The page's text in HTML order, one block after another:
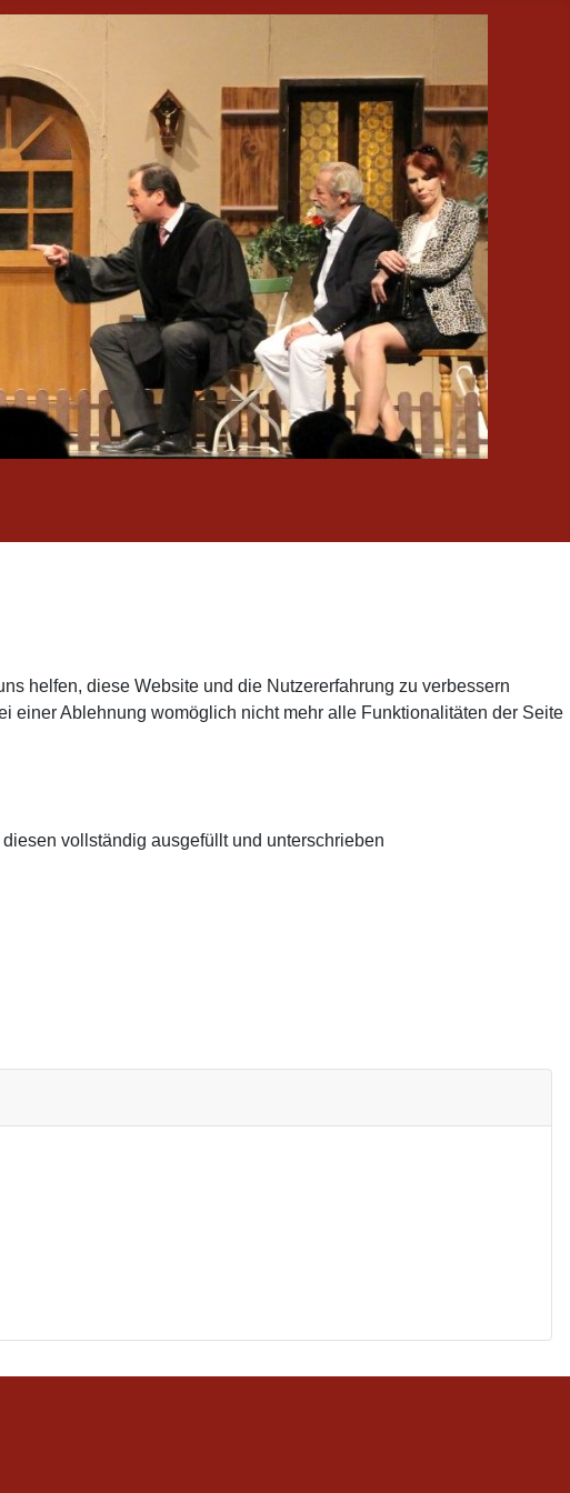
vollständig ausgefüllt und unterschrieben
helfen, diese Website und die Nutzererfahrung zu verbessern
einer Ablehnung womöglich nicht mehr alle Funktionalitäten der Seite